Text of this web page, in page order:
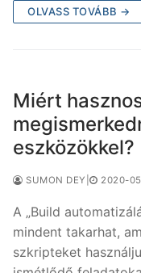
OLVASS TOVÁBB →
Miért
eszközökkel?
SUMON DEY 2020-
A „Build
mindent takarhat,
szkripteket